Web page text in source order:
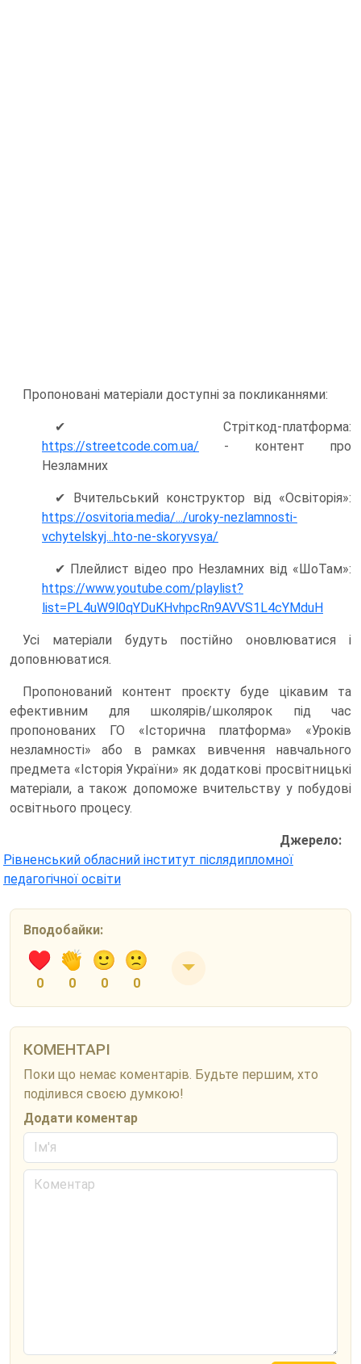
Пропоновані матеріали доступні за покликаннями:
✔ Стріткод-платформа:
https://streetcode.com.ua/ - контент про
Незламних
✔ Вчительський конструктор від «Освіторія»:
https://osvitoria.media/.../uroky-nezlamnosti-
vchytelskyj...hto-ne-skoryvsya/
✔ Плейлист відео про Незламних від «ШоТам»:
https://www.youtube.com/playlist?
list=PL4uW9l0qYDuKHvhpcRn9AVVS1L4cYMduH
Усі матеріали будуть постійно оновлюватися і
доповнюватися.
Пропонований контент проєкту буде цікавим та
ефективним для школярів/школярок під час
пропонованих ГО «Історична платформа» «Уроків
незламності» або в рамках вивчення навчального
предмета «Історія України» як додаткові просвітницькі
матеріали, а також допоможе вчительству у побудові
освітнього процесу.
Джерело:
Рівненський обласний інститут післядипломної
педагогічної освіти
Вподобайки:
0 0 0 0
КОМЕНТАРІ
Поки що немає коментарів. Будьте першим, хто
поділився своєю думкою!
Додати коментар